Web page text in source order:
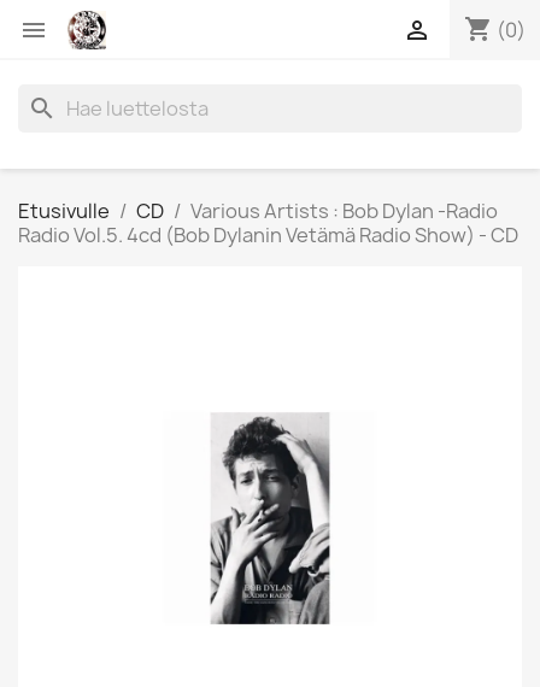
 shopping_cart (0)

search
Etusivulle CD
Various Artists : Bob Dylan -Radio
Radio Vol.5. 4cd (Bob Dylanin Vetämä Radio Show) - CD